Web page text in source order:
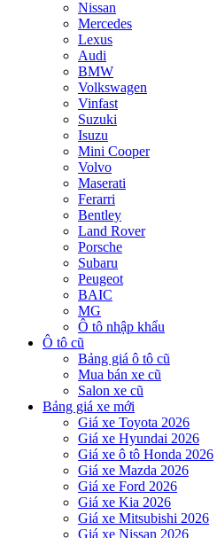
Nissan
Mercedes
Lexus
Audi
BMW
Volkswagen
Vinfast
Suzuki
Isuzu
Mini Cooper
Volvo
Maserati
Ferarri
Bentley
Land Rover
Porsche
Subaru
Peugeot
BAIC
MG
Ô tô nhập khẩu
Ô tô cũ
Bảng giá ô tô cũ
Mua bán xe cũ
Salon xe cũ
Bảng giá xe mới
Giá xe Toyota 2026
Giá xe Hyundai 2026
Giá xe ô tô Honda 2026
Giá xe Mazda 2026
Giá xe Ford 2026
Giá xe Kia 2026
Giá xe Mitsubishi 2026
Giá xe Nissan 2026